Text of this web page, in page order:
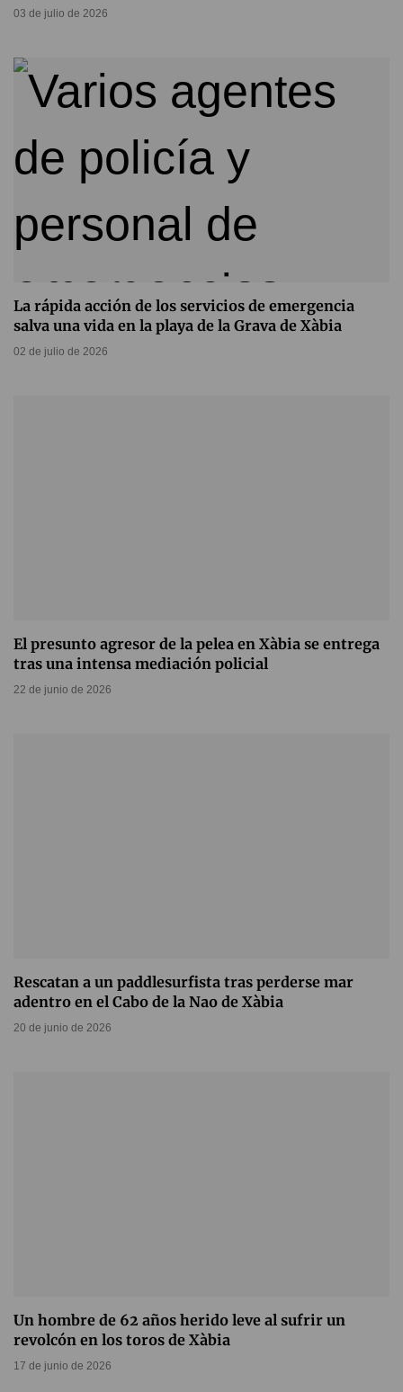
03 de julio de 2026
La rápida acción de los servicios de emergencia
salva una vida en la playa de la Grava de Xàbia
02 de julio de 2026
El presunto agresor de la pelea en Xàbia se entrega
tras una intensa mediación policial
22 de junio de 2026
Rescatan a un paddlesurfista tras perderse mar
adentro en el Cabo de la Nao de Xàbia
20 de junio de 2026
Un hombre de 62 años herido leve al sufrir un
revolcón en los toros de Xàbia
17 de junio de 2026